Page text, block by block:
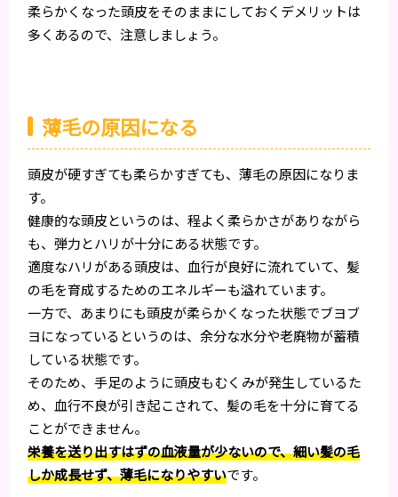
柔らかくなった頭皮をそのままにしておくデメリットは
多くあるので、注意しましょう。
薄毛の原因になる
頭皮が硬すぎても柔らかすぎても、薄毛の原因になりま
す。
健康的な頭皮というのは、程よく柔らかさがありながら
も、弾力とハリが十分にある状態です。
適度なハリがある頭皮は、血行が良好に流れていて、髪
の毛を育成するためのエネルギーも溢れています。
一方で、あまりにも頭皮が柔らかくなった状態でブヨブ
ヨになっているというのは、余分な水分や老廃物が蓄積
している状態です。
そのため、手足のように頭皮もむくみが発生しているた
め、血行不良が引き起こされて、髪の毛を十分に育てる
ことができません。
栄養を送り出すはずの血液量が少ないので、細い髪の毛
しか成長せず、薄毛になりやすいです。